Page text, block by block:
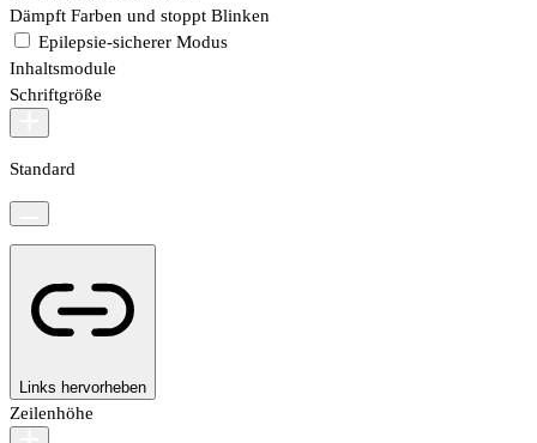
Dämpft Farben und stoppt Blinken
Epilepsie-sicherer Modus
Inhaltsmodule
Schriftgröße
Standard
Links hervorheben
Zeilenhöhe